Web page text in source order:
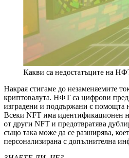
Какви са недостатъците на
Накрая стигаме до незаменяемите
криптовалута. НФТ са цифрови
изградени и поддържани с помощта
Всеки NFT има идентификационен
от други NFT и предотвратява
също така може да се разширява,
персонализирана с допълнителна